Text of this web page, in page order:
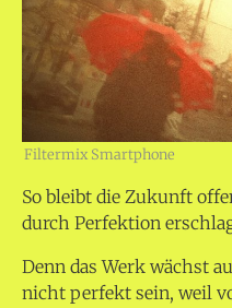
Filtermix Smartphone
So bleibt die Zukunft
durch Perfektion
Denn das Werk wächst
nicht perfekt sein, weil